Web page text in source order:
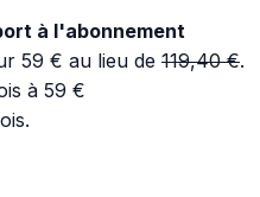
à l'abonnement
59 € au lieu de 119,40 €.
à 59 €